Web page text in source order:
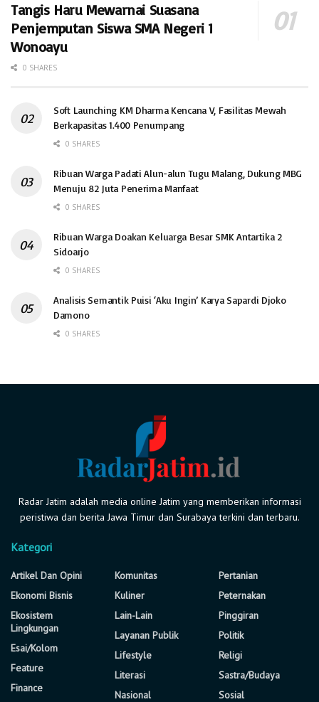
Tangis Haru Mewarnai Suasana
Penjemputan Siswa SMA Negeri 1
Wonoayu
0 SHARES
Soft Launching KM Dharma Kencana V, Fasilitas Mewah
Berkapasitas 1.400 Penumpang
0 SHARES
Ribuan Warga Padati Alun-alun Tugu Malang, Dukung MBG
Menuju 82 Juta Penerima Manfaat
0 SHARES
Ribuan Warga Doakan Keluarga Besar SMK Antartika 2
Sidoarjo
0 SHARES
Analisis Semantik Puisi ‘Aku Ingin’ Karya Sapardi Djoko
Damono
0 SHARES
Radar Jatim adalah media online Jatim yang memberikan informasi
peristiwa dan berita Jawa Timur dan Surabaya terkini dan terbaru.
Kategori
Artikel Dan Opini
Ekonomi Bisnis
Ekosistem
Lingkungan
Esai/Kolom
Feature
Finance
Komunitas
Kuliner
Lain-Lain
Layanan Publik
Lifestyle
Literasi
Nasional
Pertanian
Peternakan
Pinggiran
Politik
Religi
Sastra/Budaya
Sosial